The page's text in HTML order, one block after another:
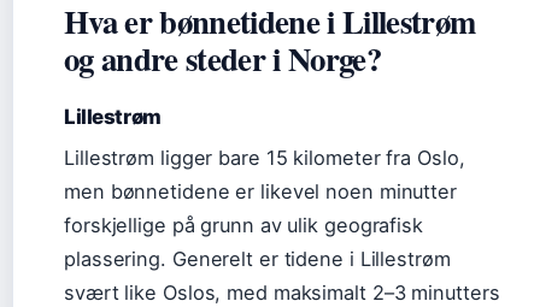
Hva er bønnetidene i Lillestrøm
og andre steder i Norge?
Lillestrøm
Lillestrøm ligger bare 15 kilometer fra Oslo,
men bønnetidene er likevel noen minutter
forskjellige på grunn av ulik geografisk
plassering. Generelt er tidene i Lillestrøm
svært like Oslos, med maksimalt 2–3 minutters